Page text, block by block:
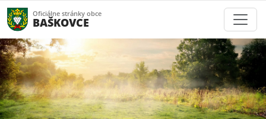
Oficiálne stránky obce
BAŠKOVCE